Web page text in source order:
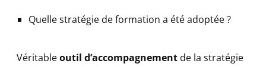
Quelle stratégie de formation a été adoptée ?
Véritableoutil d’accompagnement de la stratégie